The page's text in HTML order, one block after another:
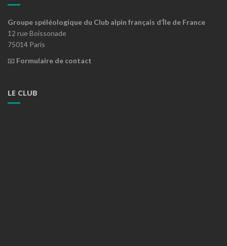
Groupe spéléologique du Club alpin français d’Île de France
12 rue Boissonade
75014 Paris
📧 Formulaire de contact
LE CLUB